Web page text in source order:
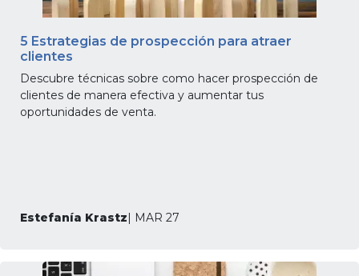
5 Estrategias de prospección para atraer
clientes
Descubre técnicas sobre como hacer prospección de
clientes de manera efectiva y aumentar tus
oportunidades de venta.
Estefanía Krastz| MAR 27